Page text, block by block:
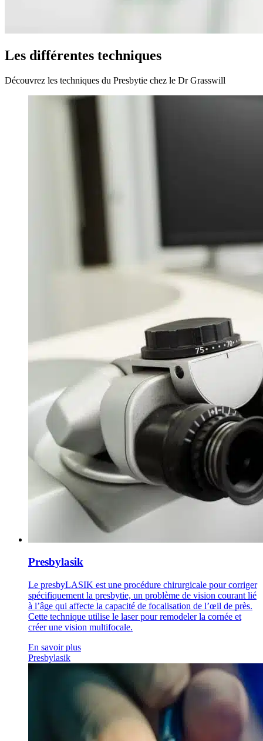
Les différentes techniques
Découvrez les techniques du Presbytie chez le Dr Grasswill
Presbylasik
Le presbyLASIK est une procédure chirurgicale pour corriger
spécifiquement la presbytie, un problème de vision courant lié
à l’âge qui affecte la capacité de focalisation de l’œil de près.
Cette technique utilise le laser pour remodeler la cornée et
créer une vision multifocale.
En savoir plus
Presbylasik